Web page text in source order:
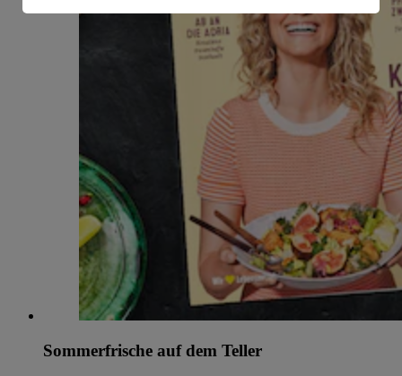
Sommerfrische auf dem Teller
Informationen zum Herausgeber der Seite findest du